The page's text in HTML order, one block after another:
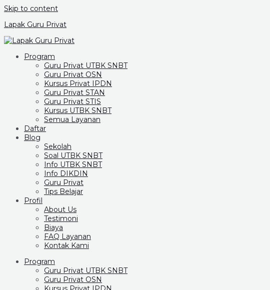
Skip to content
Lapak Guru Privat
Program
Guru Privat UTBK SNBT
Guru Privat OSN
Kursus Privat IPDN
Guru Privat STAN
Guru Privat STIS
Kursus UTBK SNBT
Semua Layanan
Daftar
Blog
Sekolah
Soal UTBK SNBT
Info UTBK SNBT
Info DIKDIN
Guru Privat
Tips Belajar
Profil
About Us
Testimoni
Biaya
FAQ Layanan
Kontak Kami
Program
Guru Privat UTBK SNBT
Guru Privat OSN